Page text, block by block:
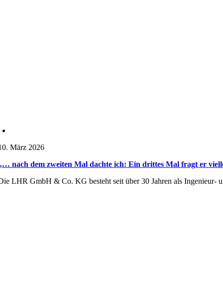
März 2026
nach dem zweiten Mal dachte ich: Ein drittes Mal fragt er
LHR GmbH & Co. KG besteht seit über 30 Jahren als Ingenieur‑